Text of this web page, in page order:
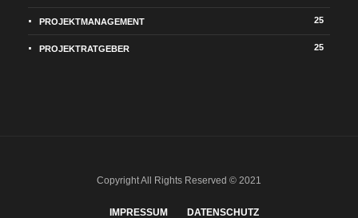
PROJEKTMANAGEMENT 25
PROJEKTRATGEBER 25
Copyright All Rights Reserved © 2021
IMPRESSUM DATENSCHUTZ